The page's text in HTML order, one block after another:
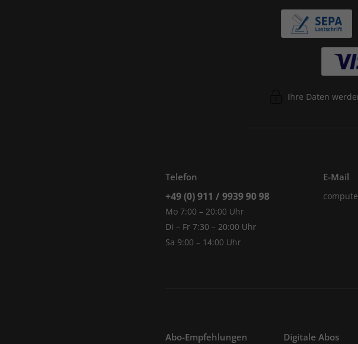
Ihre Daten
Telefon
+49 (0) 911 / 9939 90 98
Mo 7:00 – 20:00 Uhr
Di – Fr 7:30 – 20:00 Uhr
Sa 9:00 – 14:00 Uhr
E-Mail
Abo-Empfehlungen Digitale Abos